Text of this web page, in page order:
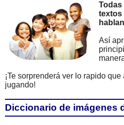
textos
Así
¡Te sorprenderá ver lo rapido
jugando!
Diccionario de imágenes